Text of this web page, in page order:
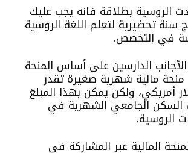
الروسية بطلاقة فانه يجب عليك
سنة تحضيرية لتعلم اللغة الروسية
في التخصص.
الدارسين على أساس المنحة
مالية شهرية صغيرة تقدر
20 دولار أمريكي، ولكن يمكن بهذا المبلغ
السكن الجامعي الشهرية في
الروسية.
المالية عبر المشاركة في